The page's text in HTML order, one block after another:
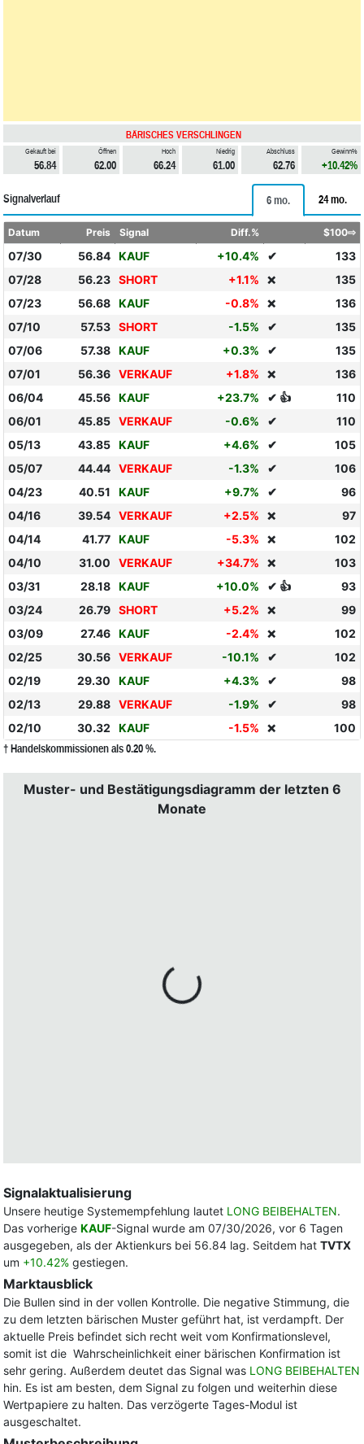
BÄRISCHES VERSCHLINGEN
Gekauft bei
56.84
Öffnen
62.00
Hoch
66.24
Niedrig
61.00
Abschluss
62.76
Gewinn%
+10.42%
Signalverlauf 6 mo. 24 mo.
Datum Preis Signal Diff.% $100⇨
07/30 56.84 KAUF +10.4% ✔
133
07/28
56.23 SHORT +1.1% ❌
135
07/23
56.68 KAUF -0.8% ❌
136
07/10
57.53 SHORT -1.5% ✔
135
07/06
57.38 KAUF +0.3% ✔
135
07/01
56.36 VERKAUF +1.8% ❌
136
06/04
45.56 KAUF +23.7% ✔ 👍
110
06/01
45.85 VERKAUF -0.6% ✔
110
05/13
43.85 KAUF +4.6% ✔
105
05/07
44.44 VERKAUF -1.3% ✔
106
04/23
40.51 KAUF +9.7% ✔
96
04/16
39.54 VERKAUF +2.5% ❌
97
04/14
41.77 KAUF -5.3% ❌
102
04/10
31.00 VERKAUF +34.7% ❌
103
03/31
28.18 KAUF +10.0% ✔ 👍
93
03/24
26.79 SHORT +5.2% ❌
99
03/09
27.46 KAUF -2.4% ❌
102
02/25
30.56 VERKAUF -10.1% ✔
102
02/19
29.30 KAUF +4.3% ✔
98
02/13
29.88 VERKAUF -1.9% ✔
98
02/10
30.32 KAUF -1.5% ❌ 100
† Handelskommissionen als 0.20 %.
Muster- und Bestätigungsdiagramm der letzten 6
Monate
Signalaktualisierung
Unsere heutige Systemempfehlung lautet LONG BEIBEHALTEN.
Das vorherige KAUF-Signal wurde am 07/30/2026, vor 6 Tagen
ausgegeben, als der Aktienkurs bei 56.84 lag. Seitdem hat TVTX
um +10.42% gestiegen.
Marktausblick
Die Bullen sind in der vollen Kontrolle. Die negative Stimmung, die
zu dem letzten bärischen Muster geführt hat, ist verdampft. Der
aktuelle Preis befindet sich recht weit vom Konfirmationslevel,
somit ist die Wahrscheinlichkeit einer bärischen Konfirmation ist
sehr gering. Außerdem deutet das Signal was LONG BEIBEHALTEN
hin. Es ist am besten, dem Signal zu folgen und weiterhin diese
Wertpapiere zu halten. Das verzögerte Tages-Modul ist
ausgeschaltet.